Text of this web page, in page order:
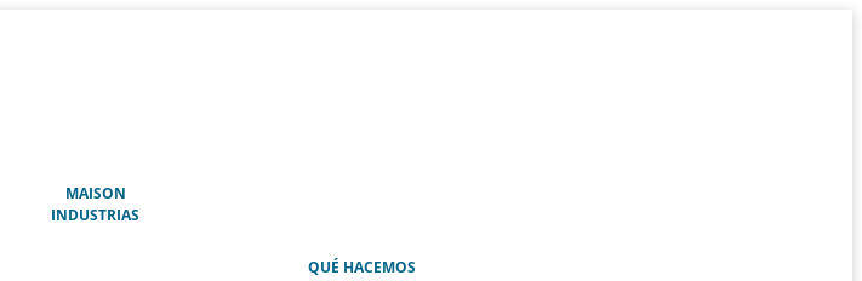
MAISON(ACTUAL)
INDUSTRIAS
QUÉ HACEMOS